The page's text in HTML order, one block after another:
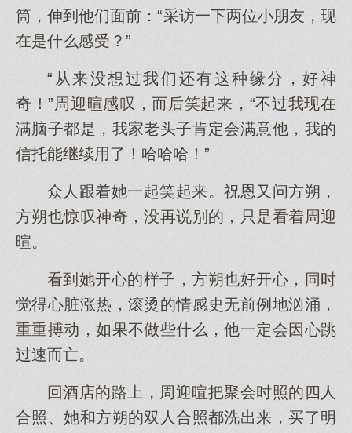
筒，伸到他们面前：“采访一下两位小朋友，现
在是什么感受？”
“从来没想过我们还有这种缘分，好神
奇！”周迎暄感叹，而后笑起来，“不过我现在
满脑子都是，我家老头子肯定会满意他，我的
信托能继续用了！哈哈哈！”
众人跟着她一起笑起来。祝恩又问方朔，
方朔也惊叹神奇，没再说别的，只是看着周迎
暄。
看到她开心的样子，方朔也好开心，同时
觉得心脏涨热，滚烫的情感史无前例地汹涌，
重重搏动，如果不做些什么，他一定会因心跳
过速而亡。
回酒店的路上，周迎暄把聚会时照的四人
合照、她和方朔的双人合照都洗出来，买了明